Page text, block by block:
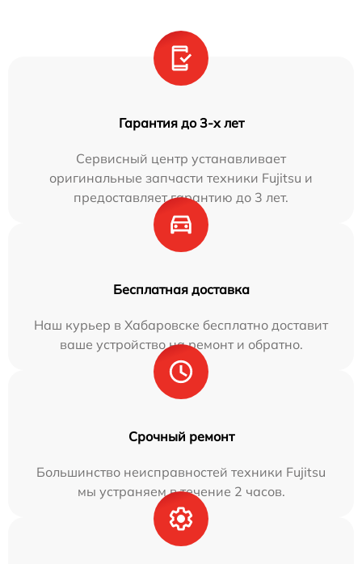
Гарантия до 3-х лет
Сервисный центр устанавливает
оригинальные запчасти техники Fujitsu и
предоставляет гарантию до 3 лет.
Бесплатная доставка
Наш курьер в Хабаровске бесплатно доставит
ваше устройство на ремонт и обратно.
Срочный ремонт
Большинство неисправностей техники Fujitsu
мы устраняем в течение 2 часов.